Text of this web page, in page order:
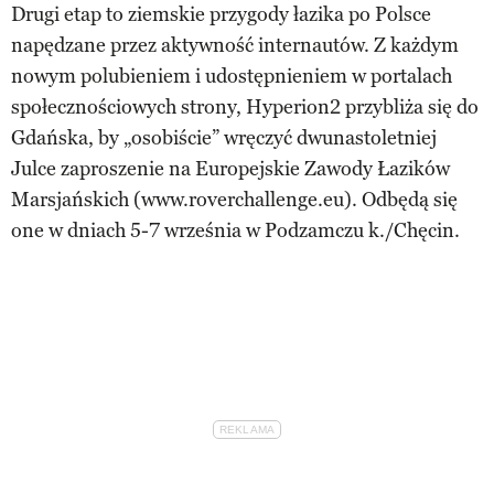
Drugi etap to ziemskie przygody łazika po Polsce
napędzane przez aktywność internautów. Z każdym
nowym polubieniem i udostępnieniem w portalach
społecznościowych strony, Hyperion2 przybliża się do
Gdańska, by „osobiście” wręczyć dwunastoletniej
Julce zaproszenie na Europejskie Zawody Łazików
Marsjańskich (www.roverchallenge.eu). Odbędą się
one w dniach 5-7 września w Podzamczu k./Chęcin.